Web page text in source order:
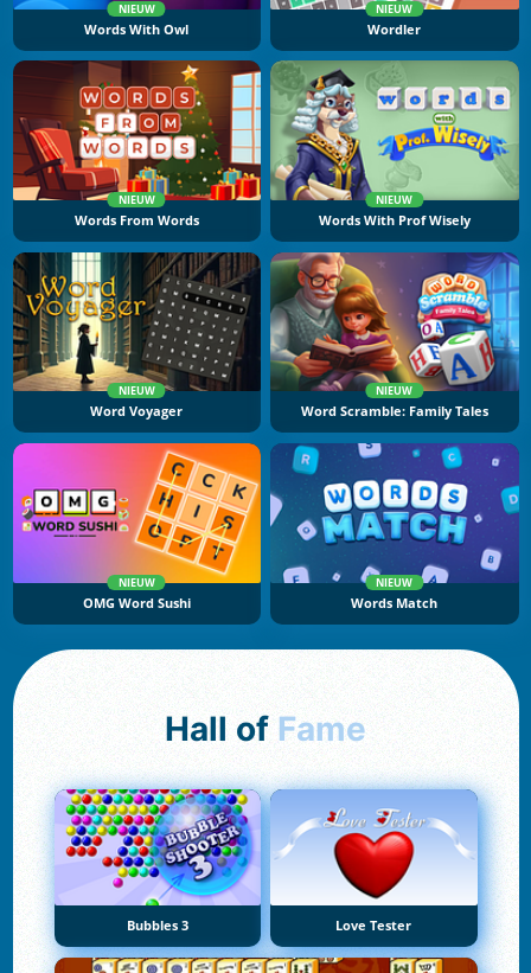
NIEUW
Words With Owl
NIEUW
Wordler
NIEUW
Words From Words
NIEUW
Words With Prof Wisely
NIEUW
Word Voyager
NIEUW
Word Scramble: Family Tales
NIEUW
OMG Word Sushi
NIEUW
Words Match
Hall of Fame
Bubbles 3 Love Tester